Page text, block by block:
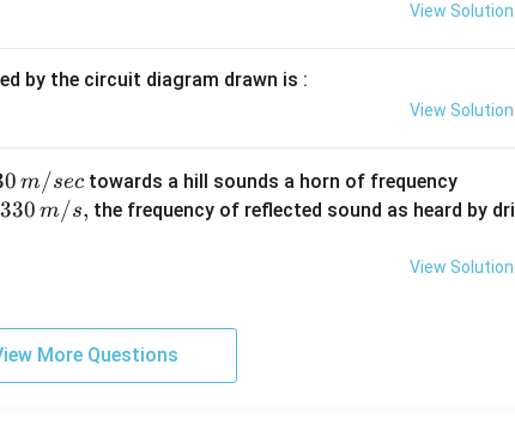
View Solution
by the circuit diagram drawn is :
View Solution
m/sec towards a hill sounds a horn of frequency
0
\,
33
330 m/s, the frequency of reflected sound as heard by dri
View Solution
More Questions